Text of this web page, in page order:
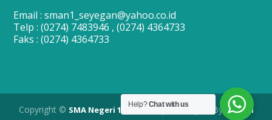
Email : sman1_seyegan@yahoo.co.id
Telp : (0274) 7483946 , (0274) 4364733
Faks : (0274) 4364733
Copyright © SMA Negeri 1 Seyegan| Developed By Merapi
Help?Chat with us